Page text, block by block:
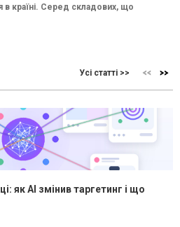
в країні. Серед складових, що
Усі статті >>
як AI змінив таргетинг і що